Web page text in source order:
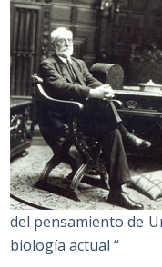
del pensamiento de
biología actual “